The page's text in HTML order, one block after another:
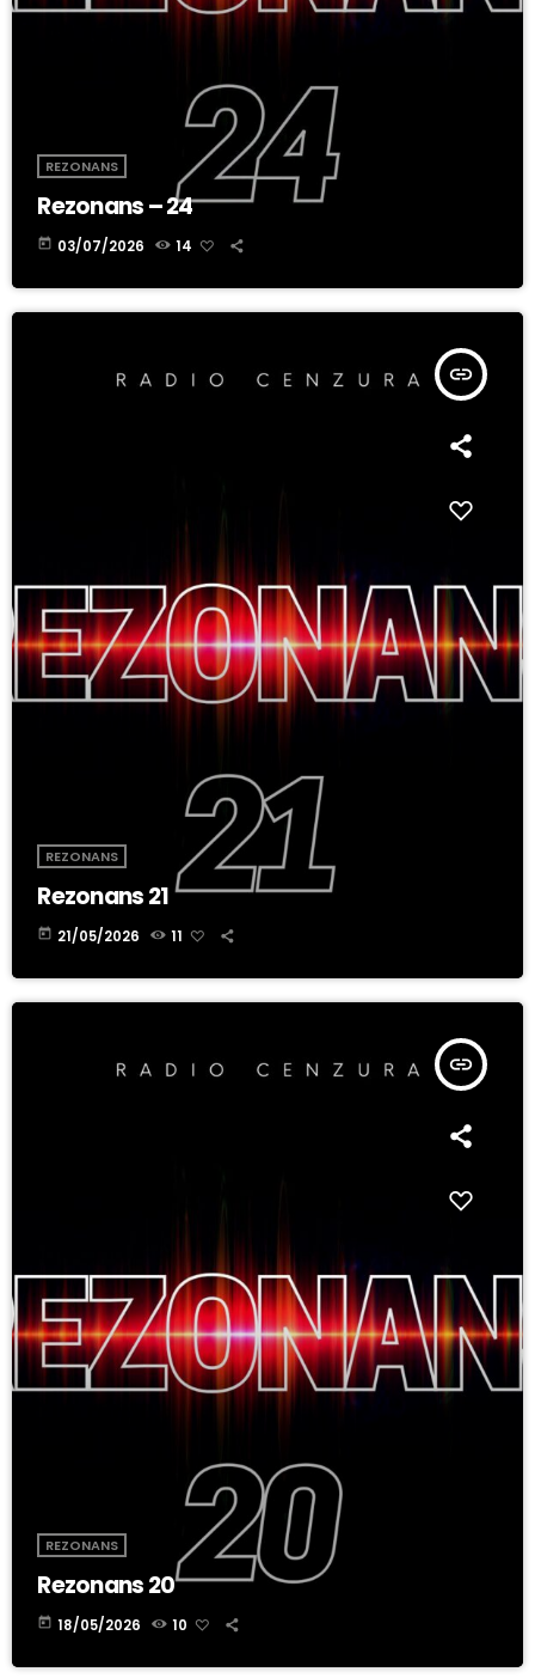
REZONANS
Rezonans – 24
today 03/07/2026 14
insert_link
REZONANS
Rezonans 21
today 21/05/2026 11
insert_link
REZONANS
Rezonans 20
today 18/05/2026 10